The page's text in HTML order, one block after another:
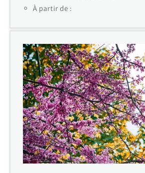
À partir de :